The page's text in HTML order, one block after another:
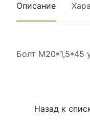
Описание
Болт М20*1,5*45
Назад к